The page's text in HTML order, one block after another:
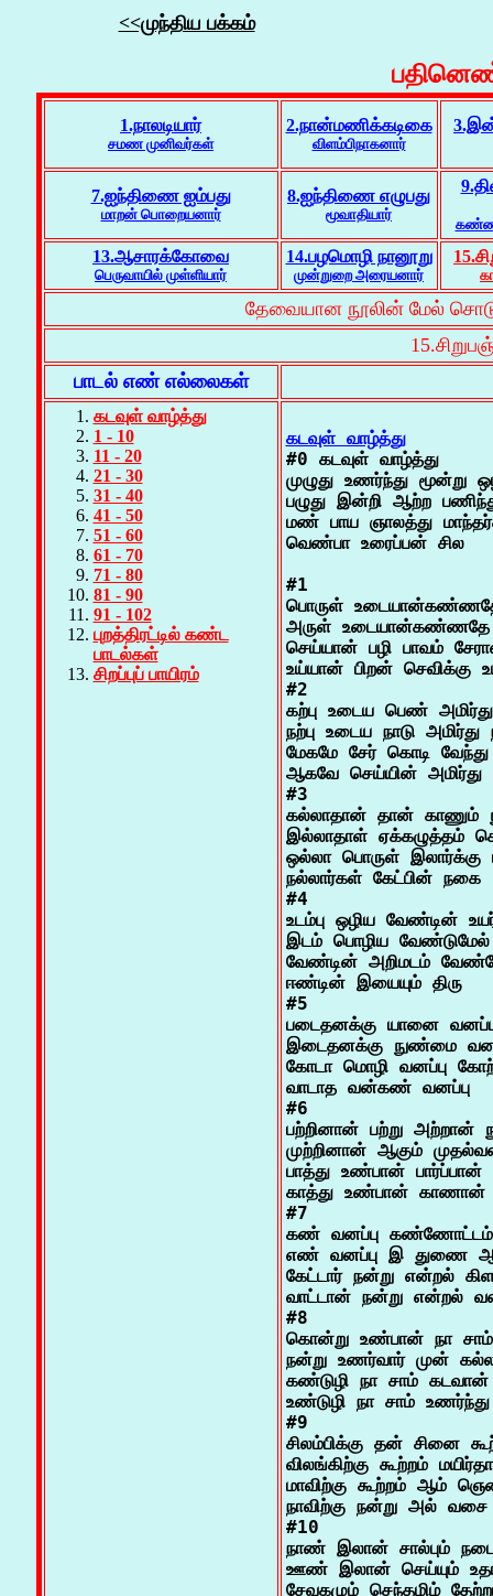
<<முந்திய பக்கம்
1.நாலடியார்
சமண முனிவர்கள்
2.நான்மணிக்கடிகை
விளம்பிநாகனார்
7.ஐந்திணை ஐம்பது
மாறன் பொறையனார்
8.ஐந்திணை எழுபது
மூவாதியார்
13.ஆசாரக்கோவை
பெருவாயில் முள்ளியார்
14.பழமொழி நானூறு
முன்றுறை அரையனார்
தேவையான நூலின் மேல்
பாடல் எண் எல்லைகள்
கடவுள் வாழ்த்து
1 - 10
11 - 20
21 - 30
31 - 40
41 - 50
51 - 60
61 - 70
71 - 80
81 - 90
91 - 102
புறத்திரட்டில் கண்ட
பாடல்கள்
சிறப்புப் பாயிரம்
கடவுள் வாழ்த்து
#0 கடவுள் வாழ்த்து
முழுது உணர்ந்து மூன்று
பழுது இன்றி ஆற்ற
மண் பாய ஞாலத்து
வெண்பா உரைப்பன் சில
#1
பொருள்
அருள் உடையான்கண்ணதே
செய்யான் பழி பாவம்
உய்யான் பிறன் செவிக்கு
#2
கற்பு உடைய பெண்
நற்பு உடைய நாடு அமிர்து
மேகமே சேர் கொடி
ஆகவே செய்யின் அமிர்து
#3
கல்லாதான் தான் காணும்
இல்லாதாள் ஏக்கழுத்தம்
ஒல்லா பொருள் இலார்க்கு
நல்லார்கள் கேட்பின் நகை
#4
உடம்பு ஒழிய வேண்டின்
இடம் பொழிய
வேண்டின் அறிமடம்
ஈண்டின் இயையும் திரு
#5
படைதனக்கு யானை
இடைதனக்கு நுண்மை
கோடா மொழி வனப்பு
வாடாத வன்கண் வனப்பு
#6
பற்றினான் பற்று அற்றான்
முற்றினான் ஆகும்
பாத்து உண்பான்
காத்து உண்பான் காணான்
#7
கண் வனப்பு கண்ணோட்டம்
எண் வனப்பு இ துணை
கேட்டார் நன்று என்றல்
வாட்டான் நன்று என்றல்
#8
கொன்று உண்பான் நா
நன்று உணர்வார் முன்
கண்டுழி நா சாம் கடவான்
உண்டுழி நா சாம் உணர்ந்து
#9
சிலம்பிக்கு தன் சினை
விலங்கிற்கு கூற்றம்
மாவிற்கு கூற்றம் ஆம்
நாவிற்கு நன்று அல் வசை
#10
நாண் இலான் சால்பும்
ஊண் இலான் செய்யும்
சேவகமும் செந்தமிழ்